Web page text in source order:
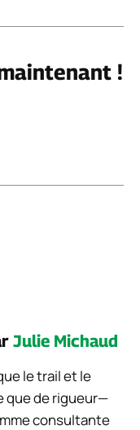
!
Julie Michaud
le trail et le
que de rigueur—
consultante